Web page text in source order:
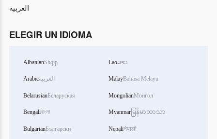
العربية
ELEGIR UN IDIOMA
AlbanianShqip
Arabicالعربية
BelarusianБеларуская
Bengaliবাংলা
BulgarianБългарски
Laoລາວ
MalayBahasa Melayu
MongolianМонгол
Myanmar မြန်မာဘာသာ
Nepaliनेपाली